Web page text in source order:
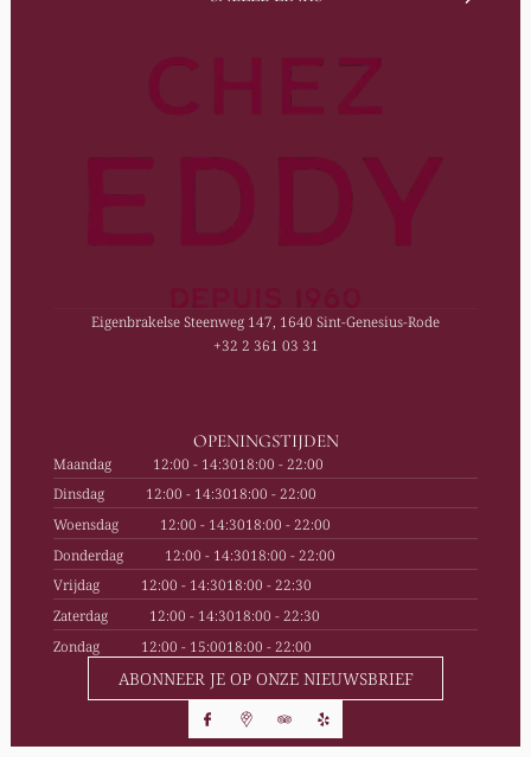
Eigenbrakelse Steenweg 147, 1640 Sint-Genesius-Rode
+32 2 361 03 31
OPENINGSTIJDEN
Maandag 12:00 - 14:3018:00 - 22:00
Dinsdag
12:00 - 14:3018:00 - 22:00
Woensdag
12:00 - 14:3018:00 - 22:00
Donderdag
12:00 - 14:3018:00 - 22:00
Vrijdag
12:00 - 14:3018:00 - 22:30
Zaterdag
12:00 - 14:3018:00 - 22:30
Zondag
12:00 - 15:0018:00 - 22:00
ABONNEER JE OP ONZE NIEUWSBRIEF